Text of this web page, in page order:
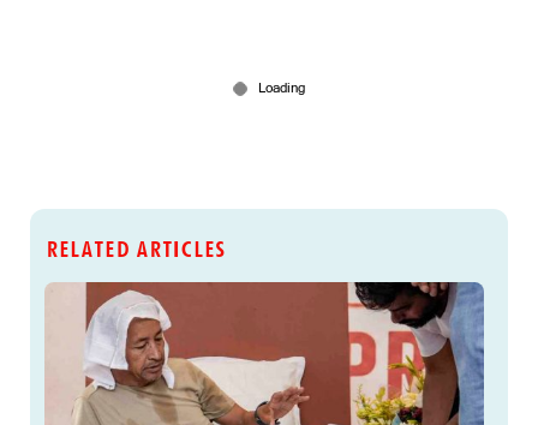
RELATED ARTICLES